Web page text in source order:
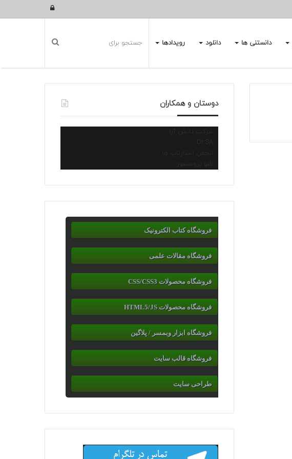
ورود
دانستنی ها دانلود رویدادها
دوستان و همکاران
شرکت دانش آرا
انجمن استارتاپ ها
نانو پروسسور
فروشگاه کتاب الکترونیک
فروشگاه مقالات علمی
فروشگاه محصولات CSS/CSS3
فروشگاه محصولات HTML5/JS
فروشگاه ابزار وبمسر / پلاگین
فروشگاه قالب سایت
طراحی سایت